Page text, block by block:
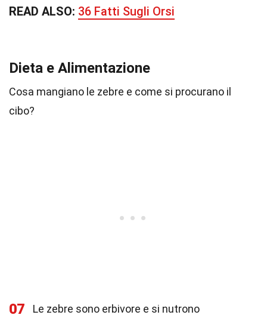
READ ALSO: 36 Fatti Sugli Orsi
Dieta e Alimentazione
Cosa mangiano le zebre e come si procurano il
cibo?
07
Le zebre sono erbivore e si nutrono